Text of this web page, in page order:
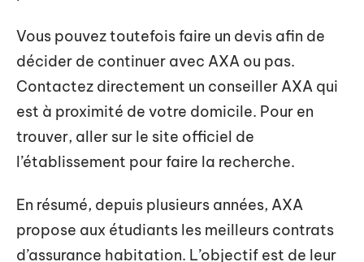
Vous pouvez toutefois faire un devis afin de
décider de continuer avec AXA ou pas.
Contactez directement un conseiller AXA qui
est à proximité de votre domicile. Pour en
trouver, aller sur le site officiel de
l’établissement pour faire la recherche.
En résumé, depuis plusieurs années, AXA
propose aux étudiants les meilleurs contrats
d’assurance habitation. L’objectif est de leur